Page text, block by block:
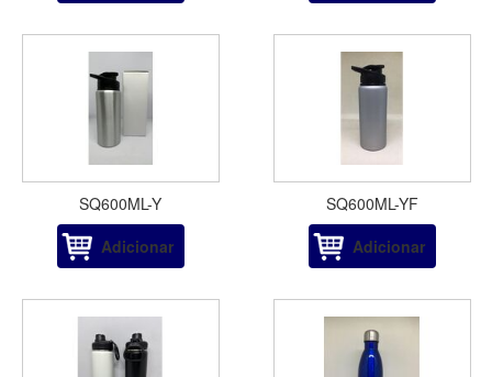
SQ600ML-Y
Adicionar
SQ600ML-YF
Adicionar